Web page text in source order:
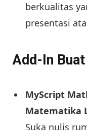
berkualitas
presentasi
Add-In
MyScript
Matematika
Suka nulis